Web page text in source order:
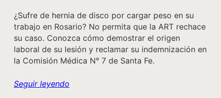
¿Sufre de hernia de disco por cargar peso en su
trabajo en Rosario? No permita que la ART rechace
su caso. Conozca cómo demostrar el origen
laboral de su lesión y reclamar su indemnización en
la Comisión Médica N° 7 de Santa Fe.
Seguir leyendo